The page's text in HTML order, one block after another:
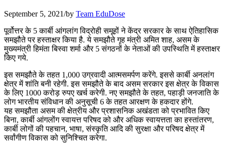
📝 डेली करेंट अफेयर्स: 22-24 जुलाई 2026
July 22, 2026
📝 डेली करेंट अफेयर्स: 19-21 जुलाई 2026
July 19, 2026
📝 डेली करेंट अफेयर्स: 16-18 जुलाई 2026
September 5, 2021/by Team EduDose
पूर्वोत्तर के 5 कार्बी आंगलांग विद्रोही समूहों ने केंद्र सरकार के साथ ऐतिहासिक
समझौते पर हस्ताक्षर किया है. ये समझौते गृह मंत्री अमित शाह, असम के
मुख्यमंत्री हिमंता बिस्वा शर्मा और 5 संगठनों के नेताओं की उपस्थिति में हस्ताक्षर
किए गये.
इस समझौते के तहत 1,000 उग्रवादी आत्मसमर्पण करेंगे. इससे कार्बी अनलांग
क्षेत्र में शांति बनी रहेगी. इस समझौते के बाद असम सरकार इस क्षेत्र के विकास
के लिए 1000 करोड़ रुपए खर्च करेगी. नए समझौते के तहत, पहाड़ी जनजाति के
लोग भारतीय संविधान की अनुसूची 6 के तहत आरक्षण के हकदार होंगे.
यह समझौता असम की क्षेत्रीय और प्रशासनिक अखंडता को प्रभावित किए
बिना, कार्बी आंगलोंग स्वायत्त परिषद को और अधिक स्वायत्तता का हस्तांतरण,
कार्बी लोगों की पहचान, भाषा, संस्कृति आदि की सुरक्षा और परिषद क्षेत्र में
सर्वांगीण विकास को सुनिश्चित करेगा.